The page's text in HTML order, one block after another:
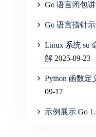
Go 语言闭包
Go 语言指针
Linux 系统 su
解 2025-09-23
Python 函数定
09-17
示例展示 Go